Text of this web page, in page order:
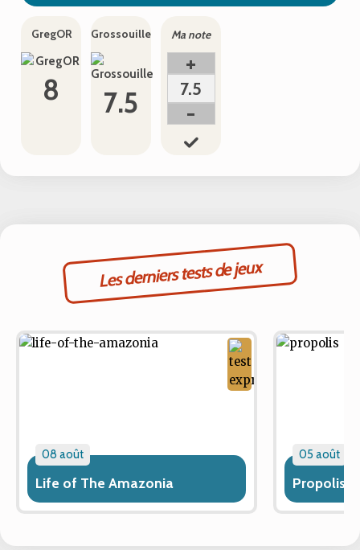
GregOR
8
Grossouille
7.5
Ma note
+
7.5
-
Les derniers tests de jeux
08 août
Life of The Amazonia
05 août
Propolis